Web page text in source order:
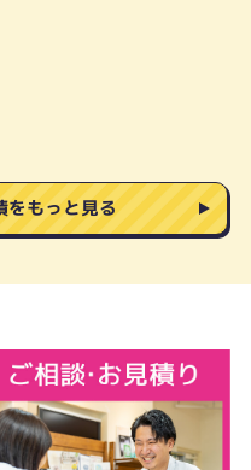
をもっと見る